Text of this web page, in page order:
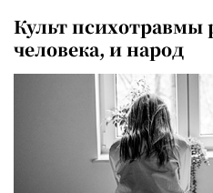
Культ психотравмы
человека, и народ